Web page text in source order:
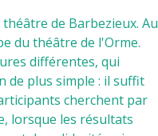
de Barbezieux. Au
du théâtre de l'Orme.
différentes, qui
de plus simple : il suffit
cherchent par
lorsque les résultats